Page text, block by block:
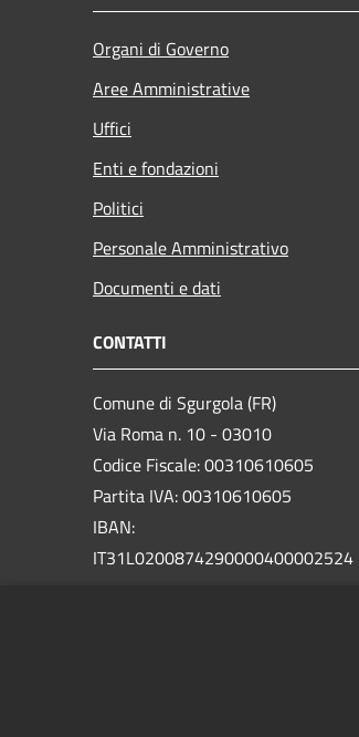
Organi di Governo
Aree Amministrative
Uffici
Enti e fondazioni
Politici
Personale Amministrativo
Documenti e dati
CONTATTI
Comune di Sgurgola (FR)
Via Roma n. 10 - 03010
Codice Fiscale: 00310610605
Partita IVA: 00310610605
IBAN:
IT31L0200874290000400002524